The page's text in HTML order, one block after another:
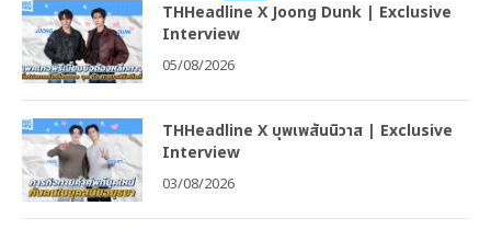
THHeadline X Joong Dunk | Exclusive
Interview
05/08/2026
THHeadline X บุพเพสันนิวาส | Exclusive
Interview
03/08/2026